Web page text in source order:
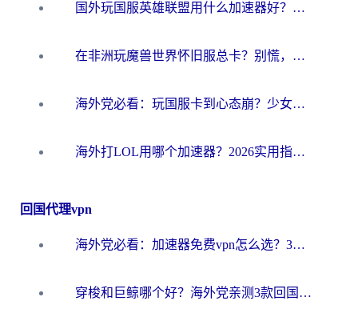
国外玩国服英雄联盟用什么加速器好？海外党亲测有效的国服游戏加速指南
在非洲玩魔兽世界怀旧服总卡？别慌，这份指南帮你丝滑开荒
海外党必看：玩国服卡到心态崩？少女前线云图计划加速器免费推荐+碧蓝航线足球世界流畅攻略
海外打LOL用哪个加速器？2026实用指南：从延迟到设备适配，一篇解决你的国服游戏痛点
回国代理vpn
海外党必看：加速器免费vpn怎么选？3步教你无缝访问国内资源
穿梭和巨鲸哪个好？海外党亲测3款回国加速器，教你避开90%的坑